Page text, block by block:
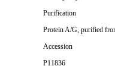
Purification
Protein A/G, purified
Accession
P11836